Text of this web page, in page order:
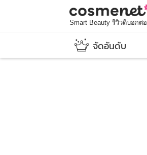
Smart Beauty รีวิวดีบอกต่อ
จัดอันดับ